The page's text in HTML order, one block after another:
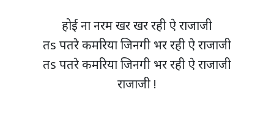
होई ना नरम खर खर रही ऐ राजाजी
तs पतरे कमरिया जिनगी भर रही ऐ राजाजी
तs पतरे कमरिया जिनगी भर रही ऐ राजाजी
राजाजी !